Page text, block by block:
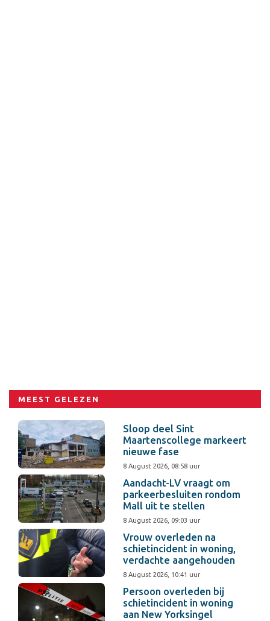
MEEST GELEZEN
Sloop deel Sint
Maartenscollege markeert
nieuwe fase
8 August 2026, 08:58 uur
Aandacht-LV vraagt om
parkeerbesluiten rondom
Mall uit te stellen
8 August 2026, 09:03 uur
Vrouw overleden na
schietincident in woning,
verdachte aangehouden
8 August 2026, 10:41 uur
Persoon overleden bij
schietincident in woning
aan New Yorksingel